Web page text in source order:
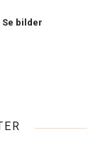
Se bilder